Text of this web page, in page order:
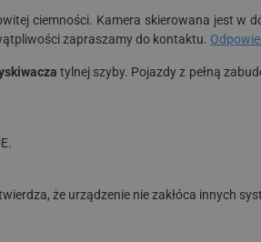
ciemności. Kamera skierowana jest w
zapraszamy do kontaktu.
tylnej szyby. Pojazdy z pełną
że urządzenie nie zakłóca innych